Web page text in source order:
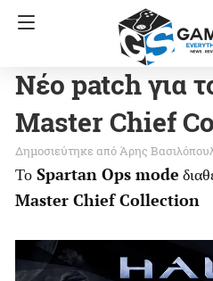
Νέο patch για
Master Chief
Άρης
Το Spartan Ops mode
Master Chief Collection